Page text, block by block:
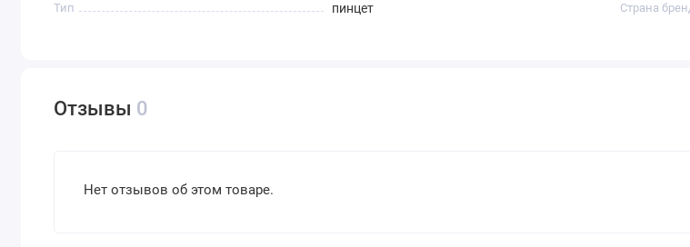
Тип пинцет Страна
Отзывы 0
Нет отзывов об этом товаре.